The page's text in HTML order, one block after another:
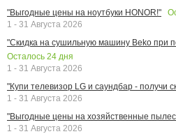
"Выгодные цены на ноутбуки HONOR!"
1 - 31 Августа 2026
"Скидка на сушильную машину Beko при
Осталось 24 дня
1 - 31 Августа 2026
"Купи телевизор LG и саундбар - получи
1 - 31 Августа 2026
"Выгодные цены на хозяйственные
1 - 31 Августа 2026